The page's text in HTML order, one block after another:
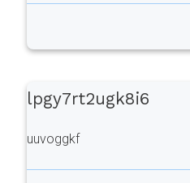
lpgy7rt2ugk8i6
uuvoggkf